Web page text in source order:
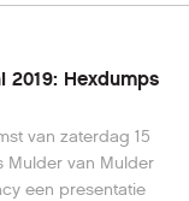
2019: Hexdumps
van zaterdag 15
Mulder van Mulder
een presentatie